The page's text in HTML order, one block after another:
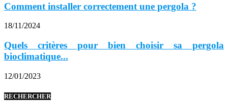
Comment installer correctement une pergola ?
18/11/2024
Quels critères pour bien choisir sa pergola
bioclimatique...
12/01/2023
RECHERCHER